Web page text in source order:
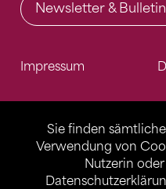
Sie finden
Verwendung von
Nutzerin
Newsletter &
Impressum